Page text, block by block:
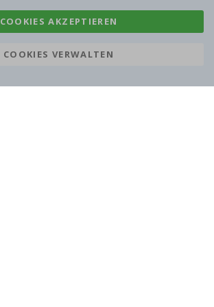
COOKIES AKZEPTIEREN
COOKIES VERWALTEN